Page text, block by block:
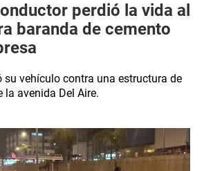
perdió la vida al
baranda de cemento
vehículo contra una estructura de
la avenida Del Aire.